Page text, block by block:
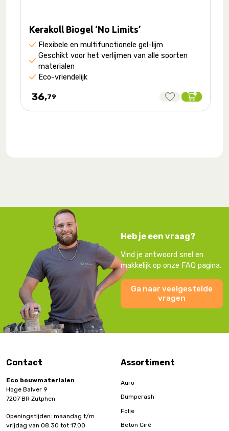
Kerakoll Biogel ‘No Limits’
Flexibele en multifunctionele gel-lijm
Geschikt voor het verlijmen van alle soorten
materialen
Eco-vriendelijk
36,79
Heb je een vraag?
Vind je antwoord snel en
makkelijk op onze FAQ pagina.
Ga naar veelgestelde
vragen
Contact
Eco bouwmaterialen
Hoge Balver 9
7207 BR Zutphen
Openingstijden: maandag t/m
vrijdag van 08.30 tot 17.00
Assortiment
Auro
Dumpcrash
Folie
Beton Ciré